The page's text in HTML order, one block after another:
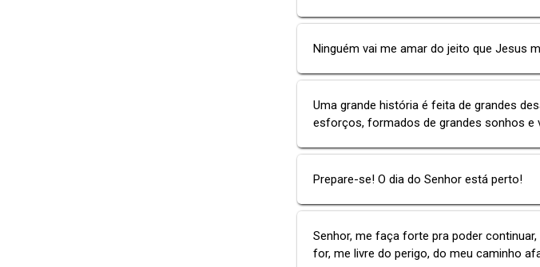
Ninguém vai me amar do jeito que Jesus
Uma grande história é feita de grandes
esforços, formados de grandes sonhos e
Prepare-se! O dia do Senhor está perto!
Senhor, me faça forte pra poder
for, me livre do perigo, do meu caminho